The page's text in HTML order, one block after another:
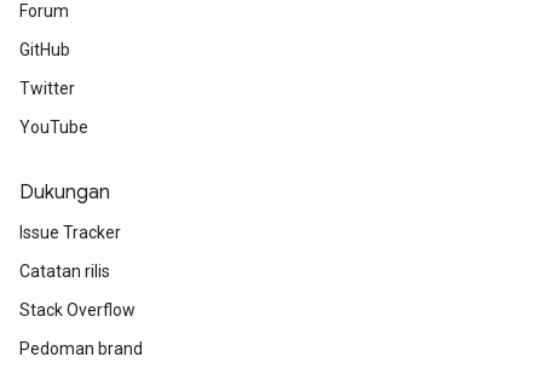
Forum
GitHub
Twitter
YouTube
Dukungan
Issue Tracker
Catatan rilis
Stack Overflow
Pedoman brand